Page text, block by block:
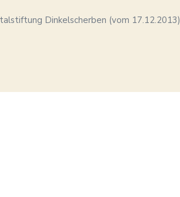
Dinkelscherben (vom 17.12.2013)